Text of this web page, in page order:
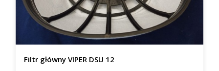
Filtr główny VIPER DSU 12